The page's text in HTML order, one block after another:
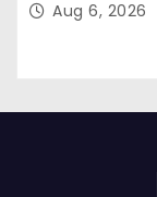
Aug 6, 2026